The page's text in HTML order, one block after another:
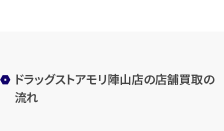
ドラッグストアモリ陣山店の店舗買取の
流れ